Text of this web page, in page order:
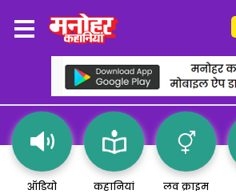
ऑडियो कहानियां लव क्राइम